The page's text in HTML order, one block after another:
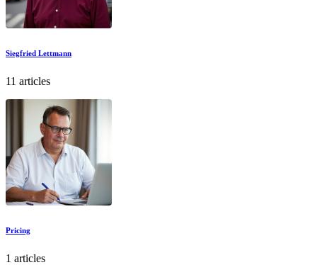
Siegfried Lettmann
11 articles
Pricing
1 articles